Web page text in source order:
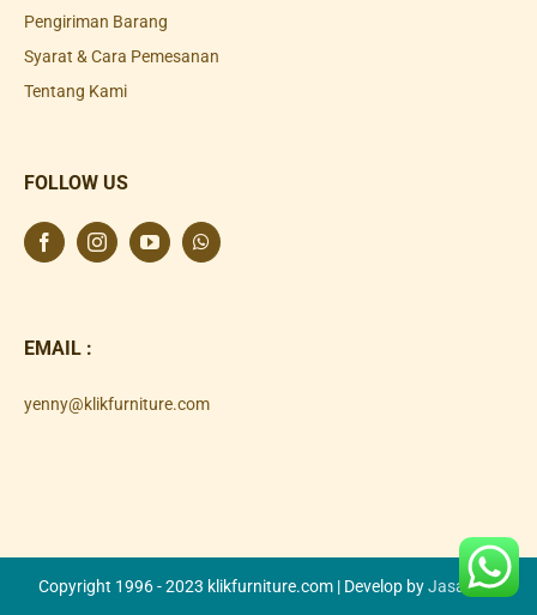
Pengiriman Barang
Syarat & Cara Pemesanan
Tentang Kami
FOLLOW US
EMAIL :
yenny@klikfurniture.com
Copyright 1996 - 2023 klikfurniture.com | Develop byJasa SEO